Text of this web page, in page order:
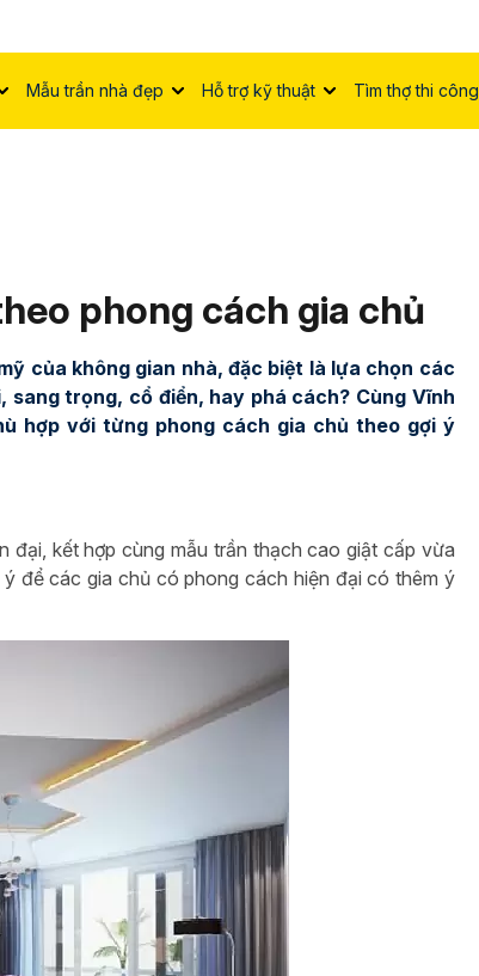
Mẫu trần nhà đẹp Hỗ trợ kỹ thuật Tìm thợ thi công
phong cách gia chủ
của không gian nhà, đặc biệt là lựa chọn các
sang trọng, cổ điển, hay phá cách? Cùng Vĩnh
hợp với từng phong cách gia chủ theo gợi ý
đại, kết hợp cùng mẫu trần thạch cao giật cấp vừa
để các gia chủ có phong cách hiện đại có thêm ý